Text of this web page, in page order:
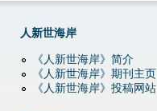
人新世海岸
《人新世海岸》简介
《人新世海岸》期刊主页
《人新世海岸》投稿网站